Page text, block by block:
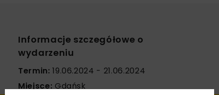
Informacje szczegółowe o
wydarzeniu
Termin: 19.06.2024 - 21.06.2024
Miejsce: Gdańsk